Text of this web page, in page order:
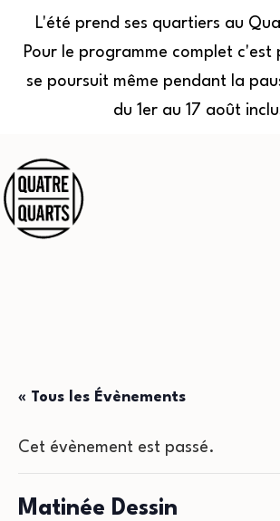
L'été prend ses quartiers au
Pour le programme complet c'est
se poursuit même pendant la
du 1er au 17 août
au
contenu
« Tous les Évènements
Cet évènement est passé.
Matinée Dessin